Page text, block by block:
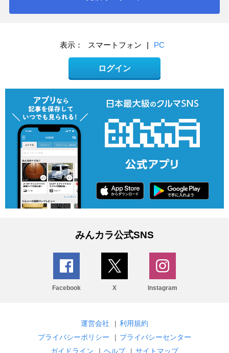
表示： スマートフォン | PC
ログイン
みんカラ公式SNS
Facebook X Instagram
運営会社 | 利用規約
プライバシーポリシー
| プライバシーセンター
ガイドライン
| ヘルプ | サイトマップ